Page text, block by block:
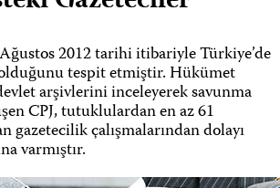
Ağustos 2012 tarihi itibariyle Türkiye’de
tespit etmiştir. Hükümet
arşivlerini inceleyerek savunma
CPJ, tutuklulardan en az 61
gazetecilik çalışmalarından dolayı
varmıştır.